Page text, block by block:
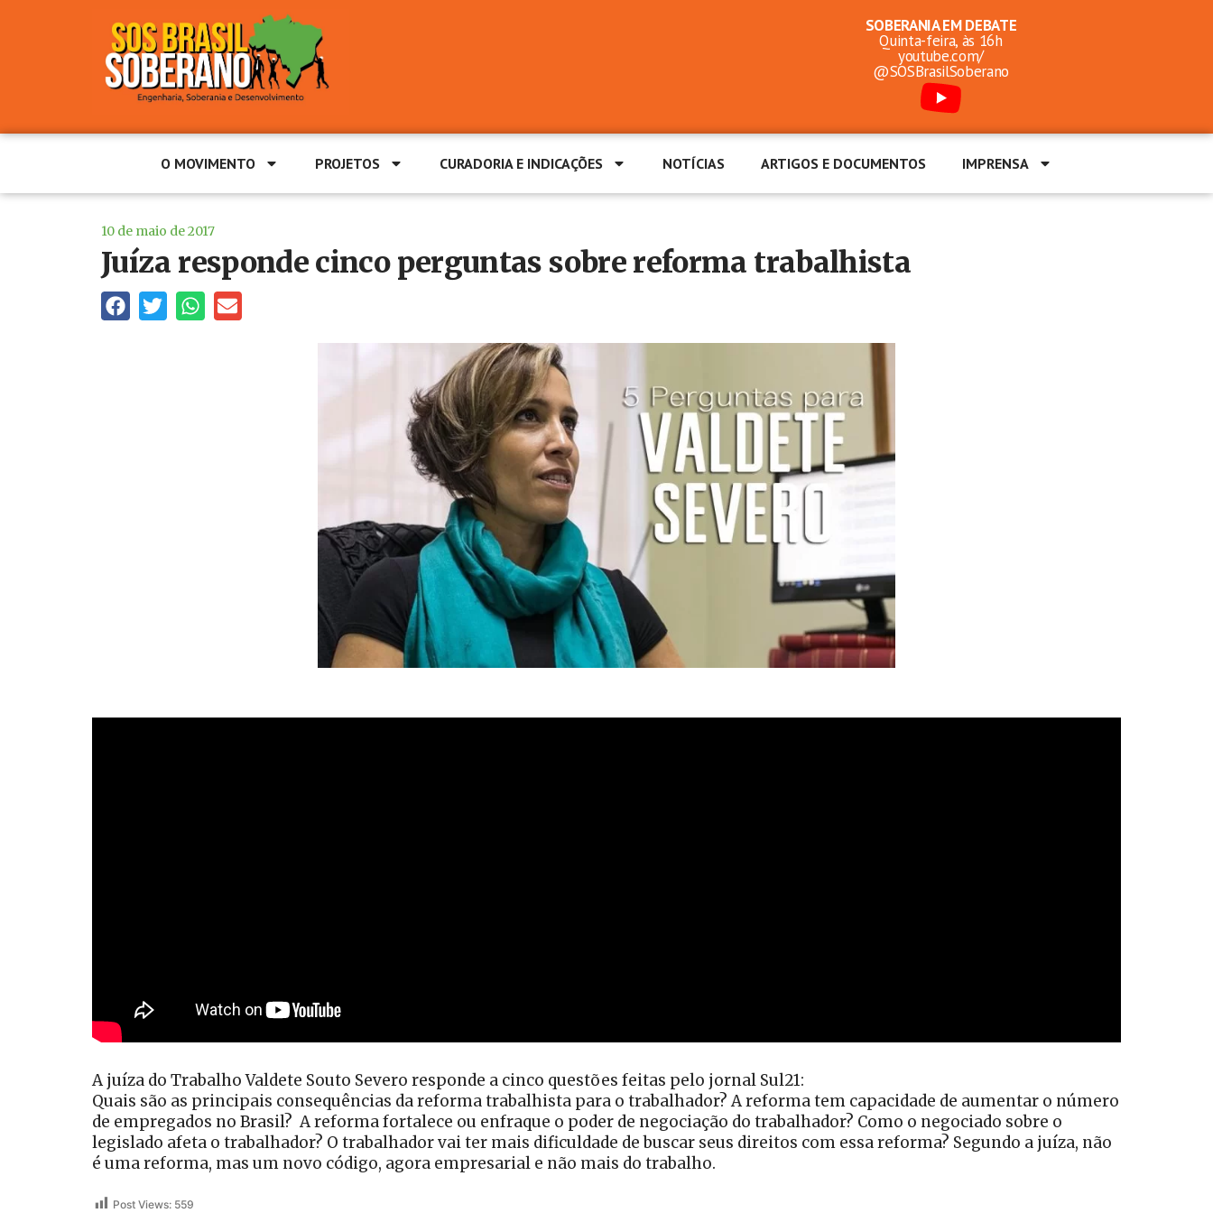
SOBERANIA EM DEBATE
Quinta-feira, às 16h
youtube.com/
@SOSBrasilSoberano
O MOVIMENTO PROJETOS CURADORIA E INDICAÇÕES NOTÍCIAS ARTIGOS E DOCUMENTOS IMPRENSA
10 de maio de 2017
Juíza responde cinco perguntas sobre reforma trabalhista
A juíza do Trabalho Valdete Souto Severo responde a cinco questões feitas pelo jornal Sul21:
Quais são as principais consequências da reforma trabalhista para o trabalhador? A reforma tem capacidade de aumentar o número
de empregados no Brasil? A reforma fortalece ou enfraque o poder de negociação do trabalhador? Como o negociado sobre o
legislado afeta o trabalhador? O trabalhador vai ter mais dificuldade de buscar seus direitos com essa reforma? Segundo a juíza, não
é uma reforma, mas um novo código, agora empresarial e não mais do trabalho.
Post Views: 559